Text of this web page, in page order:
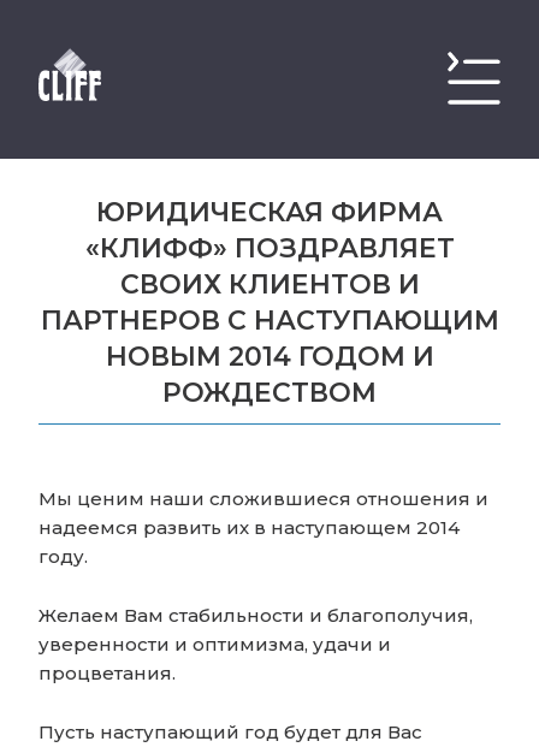
ЮРИДИЧЕСКАЯ ФИРМА
«КЛИФФ» ПОЗДРАВЛЯЕТ
СВОИХ КЛИЕНТОВ И
ПАРТНЕРОВ С НАСТУПАЮЩИМ
НОВЫМ 2014 ГОДОМ И
РОЖДЕСТВОМ
Мы ценим наши сложившиеся отношения и
надеемся развить их в наступающем 2014
году.
Желаем Вам стабильности и благополучия,
уверенности и оптимизма, удачи и
процветания.
Пусть наступающий год будет для Вас